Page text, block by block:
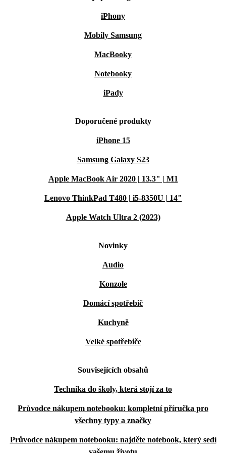
iPhony
Mobily Samsung
MacBooky
Notebooky
iPady
Doporučené produkty
iPhone 15
Samsung Galaxy S23
Apple MacBook Air 2020 | 13.3" | M1
Lenovo ThinkPad T480 | i5-8350U | 14"
Apple Watch Ultra 2 (2023)
Novinky
Audio
Konzole
Domácí spotřebič
Kuchyně
Velké spotřebiče
Souvisejících obsahů
Technika do školy, která stojí za to
Průvodce nákupem notebooku: kompletní příručka pro
všechny typy a značky
Průvodce nákupem notebooku: najděte notebook, který sedí